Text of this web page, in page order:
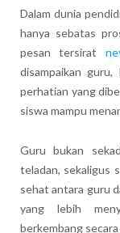
Dalam dunia
hanya sebatas
pesan tersirat
disampaikan guru,
perhatian yang
siswa mampu
Guru bukan
teladan, sekaligus
sehat antara guru
yang lebih
berkembang